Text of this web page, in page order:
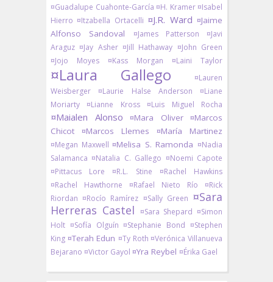
¤Guadalupe Cuahonte-García ¤H. Kramer ¤Isabel
Hierro ¤Itzabella Ortacelli ¤J.R. Ward ¤Jaime
Alfonso Sandoval
¤James Patterson
¤Javi
Araguz ¤Jay Asher ¤Jill Hathaway ¤John Green
¤Jojo Moyes
¤Kass Morgan ¤Laini Taylor
¤Laura Gallego
¤Lauren
Weisberger
¤Laurie Halse Anderson
¤Liane
Moriarty
¤Lianne Kross ¤Luis Miguel Rocha
¤Maialen Alonso ¤Mara Oliver
¤Marcos
Chicot
¤Marcos Llemes ¤María Martinez
¤Megan Maxwell ¤Melisa S. Ramonda ¤Nadia
Salamanca ¤Natalia C. Gallego ¤Noemi Capote
¤Pittacus Lore
¤R.L. Stine
¤Rachel Hawkins
¤Rachel Hawthorne
¤Rafael Nieto Río
¤Rick
Riordan ¤Rocío Ramírez ¤Sally Green ¤Sara
Herreras Castel
¤Sara Shepard ¤Simon
Holt ¤Sofía Olguín ¤Stephanie Bond ¤Stephen
King ¤Terah Edun ¤Ty Roth ¤Verónica Villanueva
Bejarano ¤Victor Gayol ¤Yra Reybel ¤Érika Gael